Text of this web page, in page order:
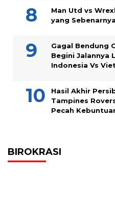
Man Utd vs
yang
Gagal Bendung
Begini Jalannya
Indonesia Vs
Hasil Akhir
Tampines
Pecah
BIROKRASI